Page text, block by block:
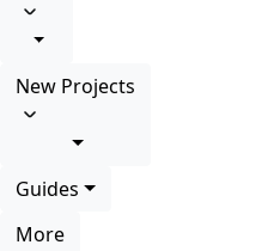
New Projects
Guides
More